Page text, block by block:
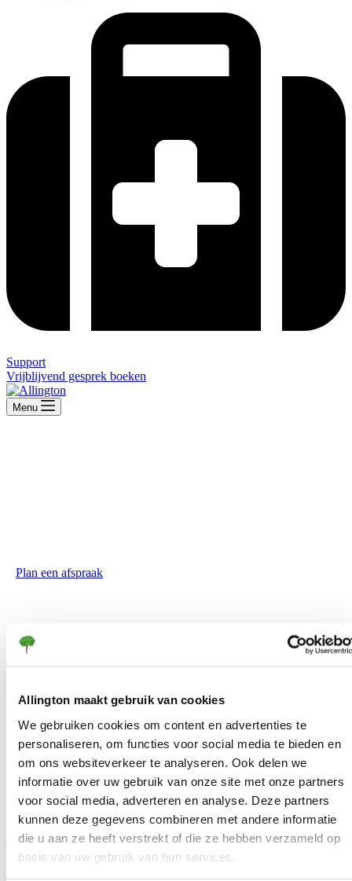
Allington maakt gebruik van cookies
We gebruiken cookies om content en advertenties te
personaliseren, om functies voor social media te bieden en
om ons websiteverkeer te analyseren. Ook delen we
informatie over uw gebruik van onze site met onze partners
voor social media, adverteren en analyse. Deze partners
kunnen deze gegevens combineren met andere informatie
die u aan ze heeft verstrekt of die ze hebben verzameld op
basis van uw gebruik van hun services.
Support
Vrijblijvend gesprek boeken
Menu
Plan een afspraak
Wat krijg je?